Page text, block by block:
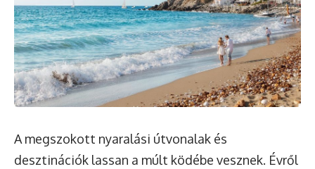
A megszokott nyaralási útvonalak és
desztinációk lassan a múlt ködébe vesznek. Évről